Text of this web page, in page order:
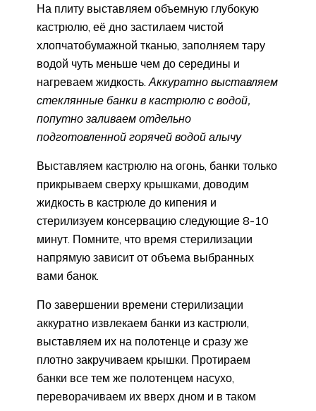
На плиту выставляем объемную глубокую
кастрюлю, её дно застилаем чистой
хлопчатобумажной тканью, заполняем тару
водой чуть меньше чем до середины и
нагреваем жидкость. Аккуратно выставляем
стеклянные банки в кастрюлю с водой,
попутно заливаем отдельно
подготовленной горячей водой алычу
Выставляем кастрюлю на огонь, банки только
прикрываем сверху крышками, доводим
жидкость в кастрюле до кипения и
стерилизуем консервацию следующие 8-10
минут. Помните, что время стерилизации
напрямую зависит от объема выбранных
вами банок.
По завершении времени стерилизации
аккуратно извлекаем банки из кастрюли,
выставляем их на полотенце и сразу же
плотно закручиваем крышки. Протираем
банки все тем же полотенцем насухо,
переворачиваем их вверх дном и в таком